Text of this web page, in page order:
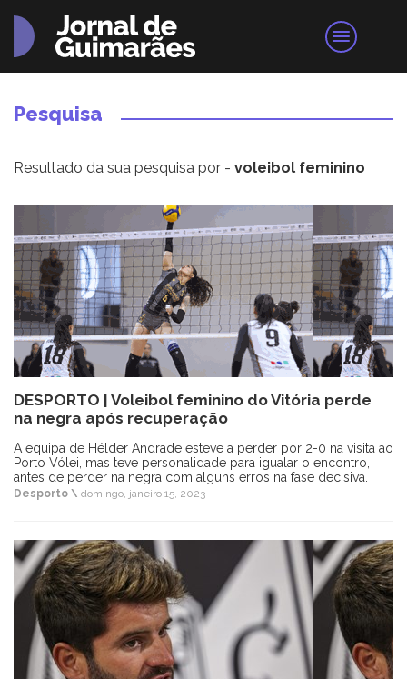
Pesquisa
Resultado da sua pesquisa por - voleibol feminino
DESPORTO | Voleibol feminino do Vitória perde
na negra após recuperação
A equipa de Hélder Andrade esteve a perder por 2-0 na visita ao
Porto Vólei, mas teve personalidade para igualar o encontro,
antes de perder na negra com alguns erros na fase decisiva.
Desporto \ domingo, janeiro 15, 2023